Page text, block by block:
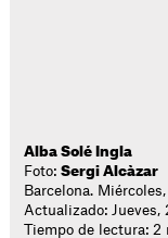
Alba Solé Ingla
Foto:Sergi Alcàzar
Barcelona.
Actualizado: Jueves,
Tiempo de lectura: 2